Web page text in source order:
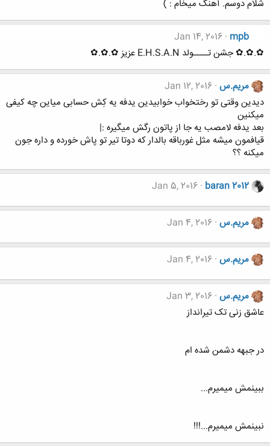
شلام دوسم. آهنگ میخام : )
mpb
Jan 14, 2016
✿.✿.✿ جشن تــــولد E.H.S.A.N عزیز ✿.✿.✿
مریم.س Jan 12, 2016
ﺩﯾﺪﯾﻦ ﻭﻗﺘﯽ ﺗﻮ ﺭﺧﺘﺨﻮﺍﺏ ﺧﻮﺍﺑﯿﺪﯾﻦ ﯾﺪﻓﻪ ﯾﻪ ﮐِﺶ ﺣﺴﺎﺑﯽ ﻣﯿﺎﯾﻦ ﭼﻪ ﮐﯿﻔﯽ
ﻣﯿﮑﻨﯿﻦ
ﺑﻌﺪ ﯾﺪﻓﻪ ﻻﻣﺼﺐ ﯾﻪ ﺟﺎ ﺍﺯ ﭘﺎﺗﻮﻥ ﺭﮔﺶ ﻣﯿﮕﯿﺮﻩ :|
ﻗﯿﺎﻓﻤﻮﻥ ﻣﯿﺸﻪ ﻣﺜﻞ ﻏﻮﺭﺑﺎﻗﻪ ﺑﺎﻟﺪﺍﺭ ﮐﻪ ﺩﻭﺗﺎ ﺗﯿﺮ ﺗﻮ ﭘﺎﺵ ﺧﻮﺭﺩﻩ ﻭ ﺩﺍﺭﻩ ﺟﻮﻥ
میکنه ؟؟
baran 2012
Jan 5, 2016
مریم.س Jan 4, 2016
مریم.س Jan 4, 2016
مریم.س Jan 3, 2016
عاشق زنی تک تیرانداز
در جبهه دشمن شده ام
ببینمش میمیرم...
نبینمش میمیرم...!!!